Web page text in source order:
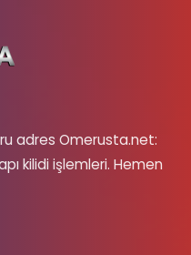
adres Omerusta.net:
kilidi işlemleri. Hemen